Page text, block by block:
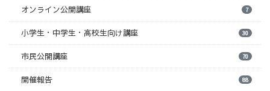
オンライン公開講座 7
小学生・中学生・高校生向け講座 30
市民公開講座 70
開催報告 88